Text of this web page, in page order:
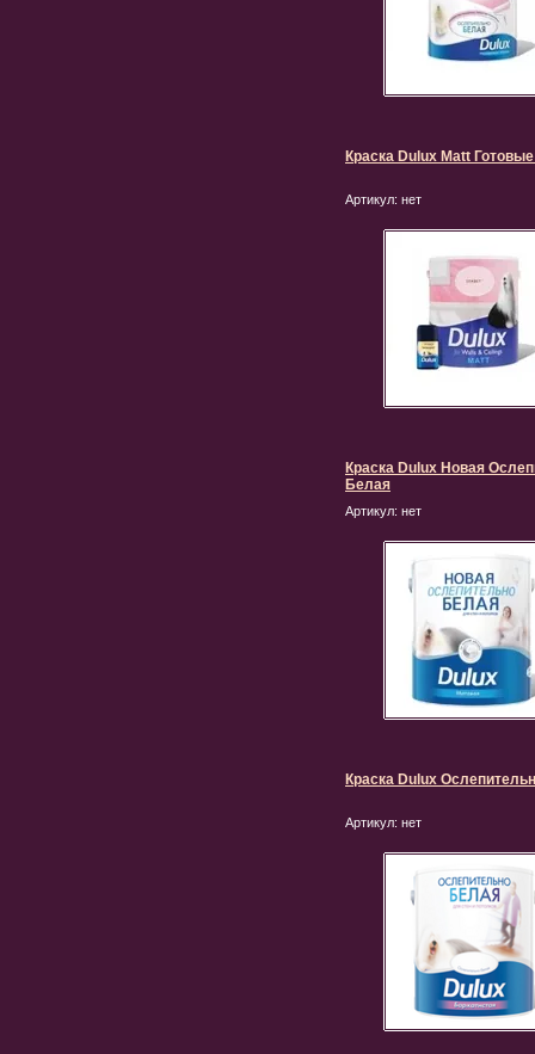
Краска Dulux Matt
Артикул: нет
Краска Dulux Новая
Белая
Артикул: нет
Краска Dulux
Артикул: нет